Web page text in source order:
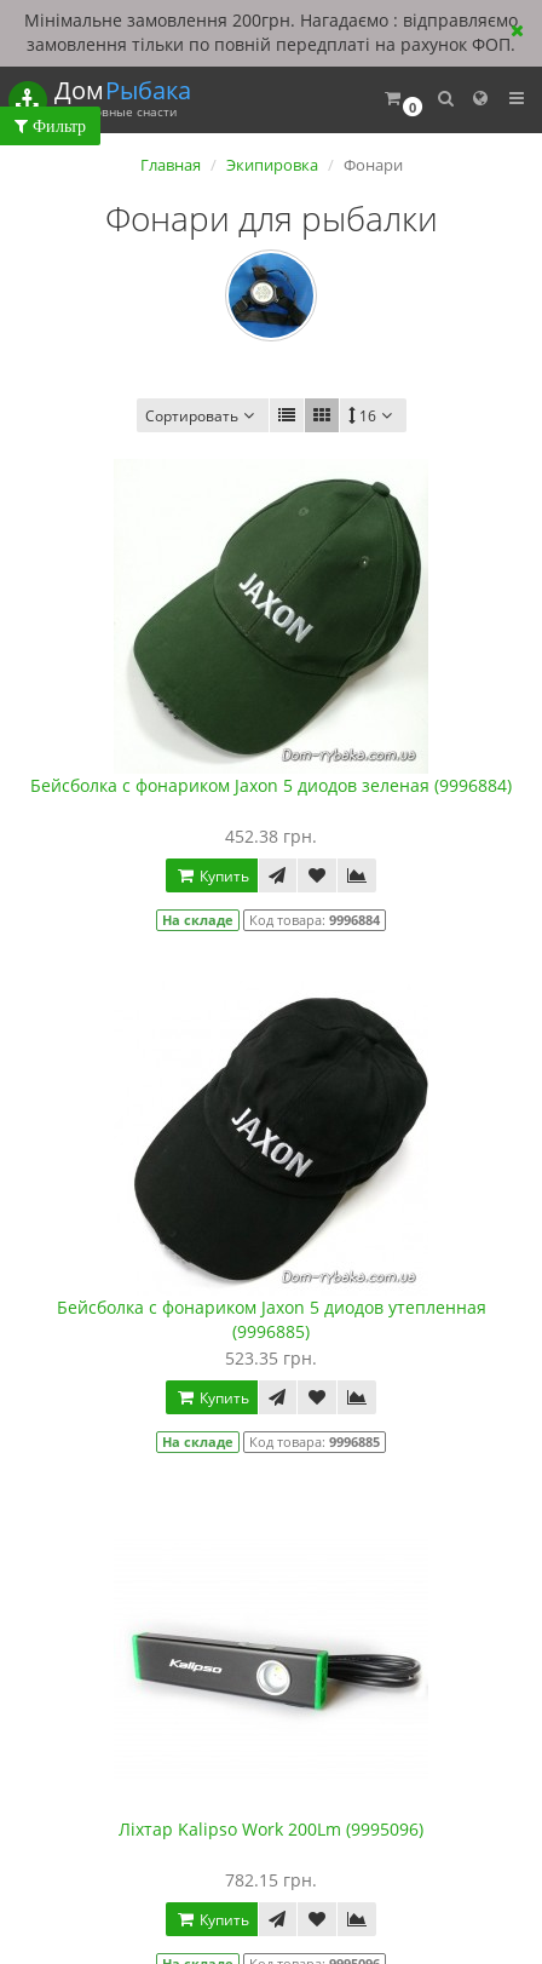
Мінімальне замовлення 200грн. Нагадаємо : відправляємо
замовлення тільки по повній передплаті на рахунок ФОП.
0
ДомРыбака
Рыболовные снасти
Главная Экипировка Фонари
Фонари для рыбалки
Сортировать 16
Бейсболка с фонариком Jaxon 5 диодов зеленая (9996884)
452.38 грн.
Купить
На складе Код товара: 9996884
Бейсболка с фонариком Jaxon 5 диодов утепленная
(9996885)
523.35 грн.
Купить
На складе Код товара: 9996885
Ліхтар Kalipso Work 200Lm (9995096)
782.15 грн.
Купить